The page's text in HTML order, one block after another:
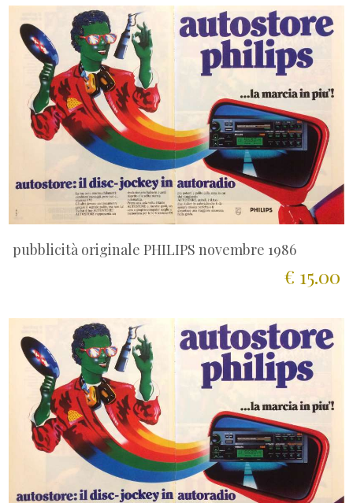
pubblicità originale PHILIPS novembre 1986
€ 15.00